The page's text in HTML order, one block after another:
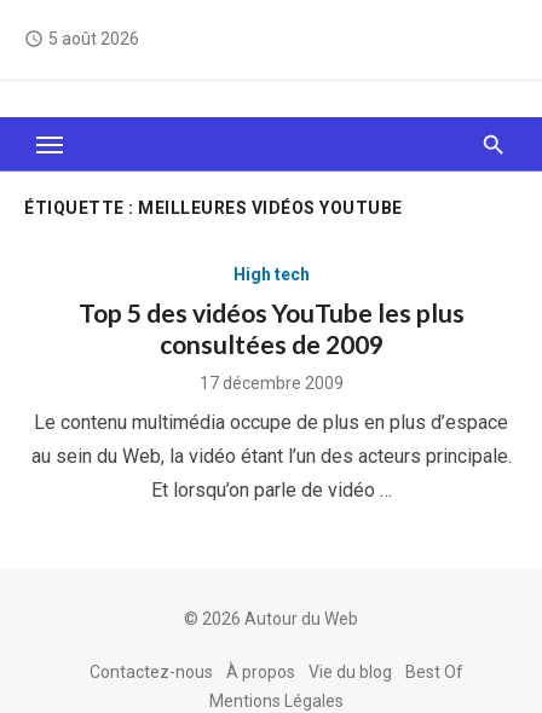
access_time 5 août 2026
Le Web, c'est comme une boîte de chocolats… On
sait jamais sur quoi on va tomber !
ÉTIQUETTE : MEILLEURES VIDÉOS YOUTUBE
High tech
Top 5 des vidéos YouTube les plus
consultées de 2009
Posted
17 décembre 2009
Le contenu multimédia occupe de plus en plus d’espace
au sein du Web, la vidéo étant l’un des acteurs principale.
Et lorsqu’on parle de vidéo …
© 2026 Autour du Web
Contactez-nous À propos Vie du blog
Best Of
Mentions Légales